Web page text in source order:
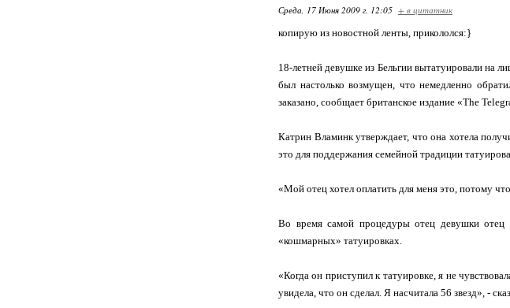
Среда, 17 Июня 2009 г. 12:05 + в цитатник
копирую из новостной ленты, прикололся:}
18-летней девушке из Бельгии вытатуировали на
был настолько возмущен, что немедленно
заказано, сообщает британское издание «The
Катрин Вламинк утверждает, что она хотела
это для поддержания семейной традиции
«Мой отец хотел оплатить для меня это, потому
Во время самой процедуры отец девушки отец
«кошмарных» татуировках.
«Когда он приступил к татуировке, я не
увидела, что он сделал. Я насчитала 56 звезд», -